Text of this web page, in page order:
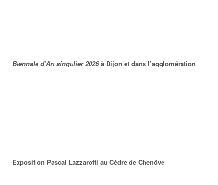
Biennale d’Art singulier 2026à Dijon et dans l’agglomération
Exposition Pascal Lazzarotti au Cèdre de Chenôve